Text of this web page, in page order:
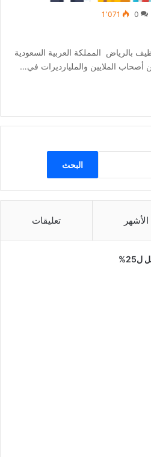
0 1٬071
بالرياض المملكة العربية السعودية
أصحاب الملايين والمليارديرات في…
البحث
الأشهر تعليقات